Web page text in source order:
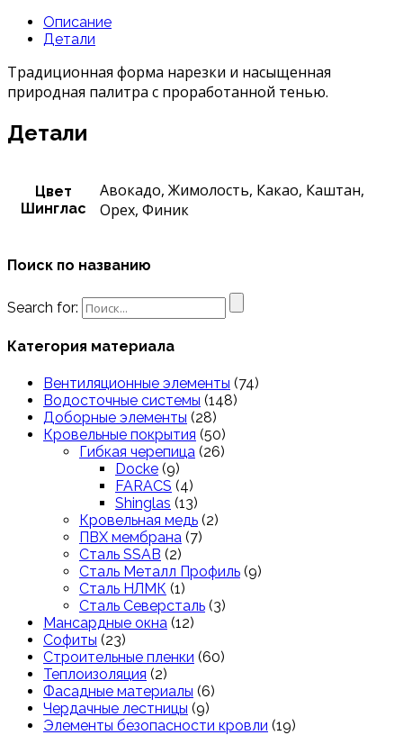
Описание
Детали
Традиционная форма нарезки и насыщенная
природная палитра с проработанной тенью.
Детали
Цвет
Шинглас
Авокадо, Жимолость, Какао, Каштан,
Орех, Финик
Поиск по названию
Search for:
Категория материала
Вентиляционные элементы (74)
Водосточные системы (148)
Доборные элементы (28)
Кровельные покрытия (50)
Гибкая черепица (26)
Docke (9)
FARACS (4)
Shinglas (13)
Кровельная медь (2)
ПВХ мембрана (7)
Сталь SSAB (2)
Сталь Металл Профиль (9)
Сталь НЛМК (1)
Сталь Северсталь (3)
Мансардные окна (12)
Софиты (23)
Строительные пленки (60)
Теплоизоляция (2)
Фасадные материалы (6)
Чердачные лестницы (9)
Элементы безопасности кровли (19)